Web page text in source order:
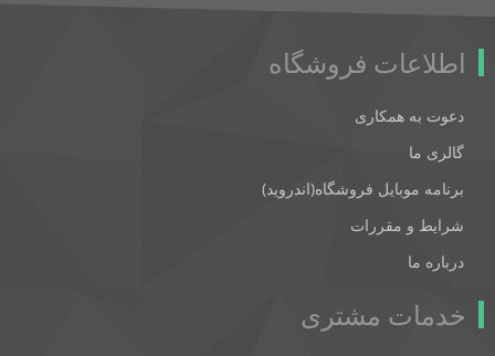
اطلاعات فروشگاه
دعوت به همکاری
گالری ما
برنامه موبایل فروشگاه(اندروید)
شرایط و مقررات
درباره ما
خدمات مشتری